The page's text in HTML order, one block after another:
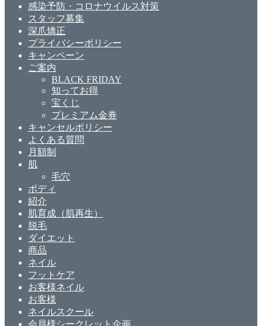
感染予防・コロナウイルス対策
スタッフ募集
深爪矯正
プライバシーポリシー
キャンペーン
ご案内
BLACK FRIDAY
知ってお得
宝くじ
プレミアム金券
キャンセルポリシー
よくある質問
月額制
肌
毛穴
ボディ
紹介
肌育成（肌再生）
脱毛
ダイエット
商品
ネイル
フットケア
お客様ネイル
お客様
ネイルスクール